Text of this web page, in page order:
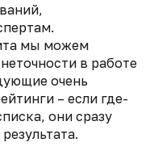
мы можем
в работе
очень
– если где-
они сразу